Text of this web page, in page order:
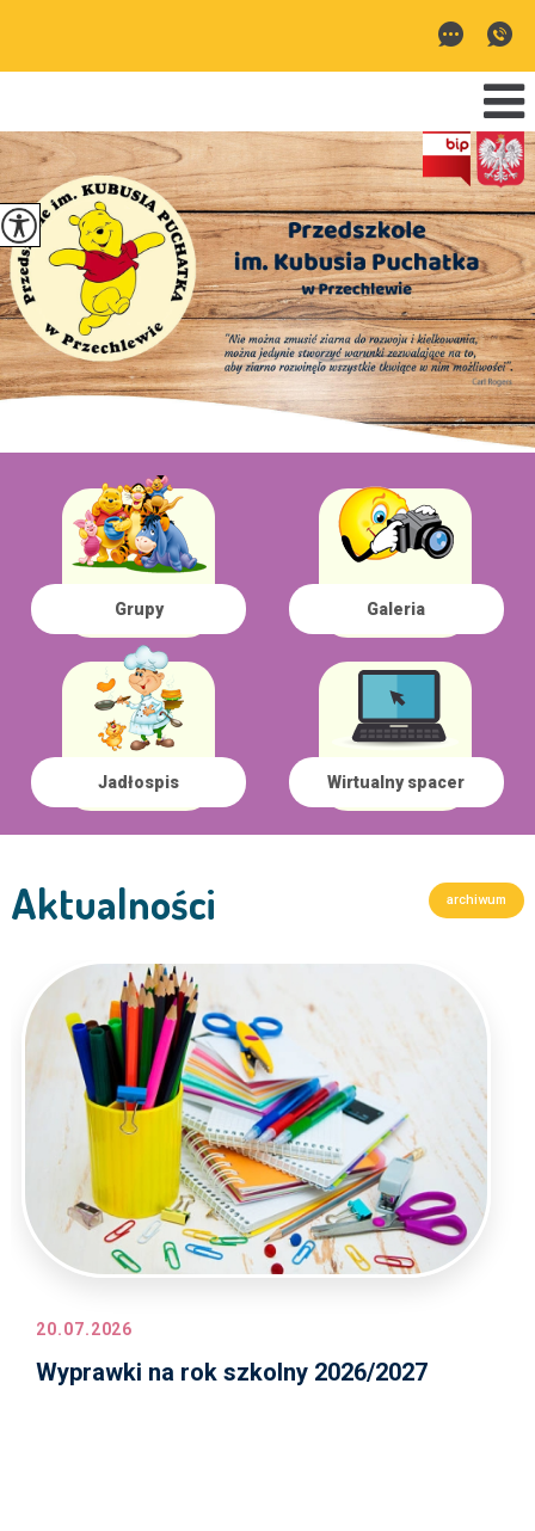
Grupy Galeria
Jadłospis Wirtualny spacer
archiwum
Aktualności
20.07.2026
Wyprawki na rok szkolny 2026/2027